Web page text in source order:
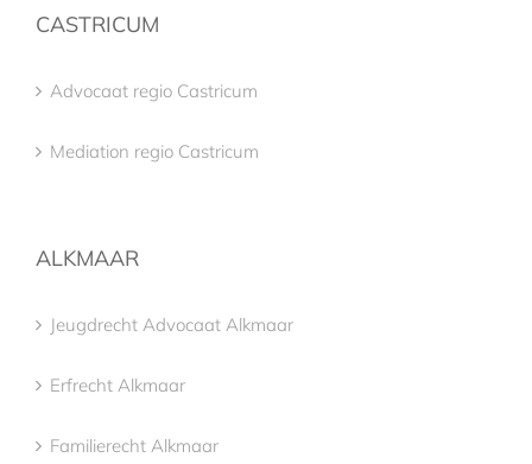
CASTRICUM
Advocaat regio Castricum
Mediation regio Castricum
ALKMAAR
Jeugdrecht Advocaat Alkmaar
Erfrecht Alkmaar
Familierecht Alkmaar